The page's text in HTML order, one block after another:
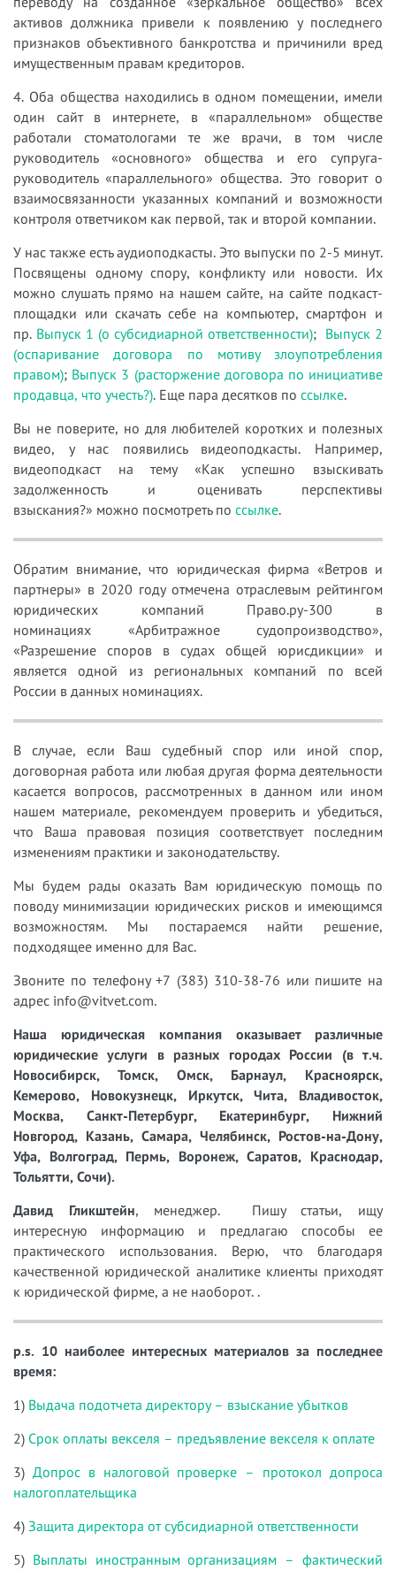
активов должника привели к появлению у последнего
признаков объективного банкротства и причинили вред
имущественным правам кредиторов.
4. Оба общества находились в одном помещении, имели
один сайт в интернете, в «параллельном» обществе
работали стоматологами те же врачи, в том числе
руководитель «основного» общества и его супруга-
руководитель «параллельного» общества. Это говорит о
взаимосвязанности указанных компаний и возможности
контроля ответчиком как первой, так и второй компании.
У нас также есть аудиоподкасты. Это выпуски по 2-5 минут.
Посвящены одному спору, конфликту или новости. Их
можно слушать прямо на нашем сайте, на сайте подкаст-
площадки или скачать себе на компьютер, смартфон и
пр. Выпуск 1 (о субсидиарной ответственности); Выпуск 2
(оспаривание договора по мотиву злоупотребления
правом); Выпуск 3 (расторжение договора по инициативе
продавца, что учесть?). Еще пара десятков по ссылке.
Вы не поверите, но для любителей коротких и полезных
видео, у нас появились видеоподкасты. Например,
видеоподкаст на тему «Как успешно взыскивать
задолженность и оценивать перспективы
взыскания?» можно посмотреть по ссылке.
Обратим внимание, что юридическая фирма «Ветров и
партнеры» в 2020 году отмечена отраслевым рейтингом
юридических компаний Право.ру-300 в
номинациях «Арбитражное судопроизводство»,
«Разрешение споров в судах общей юрисдикции» и
является одной из региональных компаний по всей
России в данных номинациях.
В случае, если Ваш судебный спор или иной спор,
договорная работа или любая другая форма деятельности
касается вопросов, рассмотренных в данном или ином
нашем материале, рекомендуем проверить и убедиться,
что Ваша правовая позиция соответствует последним
изменениям практики и законодательству.
Мы будем рады оказать Вам юридическую помощь по
поводу минимизации юридических рисков и имеющимся
возможностям. Мы постараемся найти решение,
подходящее именно для Вас.
Звоните по телефону +7 (383) 310-38-76 или пишите на
адрес info@vitvet.com.
Наша юридическая компания оказывает различные
юридические услуги в разных городах России (в т.ч.
Новосибирск, Томск, Омск, Барнаул, Красноярск,
Кемерово, Новокузнецк, Иркутск, Чита, Владивосток,
Москва, Санкт-Петербург, Екатеринбург, Нижний
Новгород, Казань, Самара, Челябинск, Ростов-на-Дону,
Уфа, Волгоград, Пермь, Воронеж, Саратов, Краснодар,
Тольятти, Сочи).
Давид Гликштейн, менеджер. Пишу статьи, ищу
интересную информацию и предлагаю способы ее
практического использования. Верю, что благодаря
качественной юридической аналитике клиенты приходят
к юридической фирме, а не наоборот. .
p.s. 10 наиболее интересных материалов за последнее
время:
1) Выдача подотчета директору – взыскание убытков
2) Срок оплаты векселя – предъявление векселя к оплате
3) Допрос в налоговой проверке – протокол допроса
налогоплательщика
4) Защита директора от субсидиарной ответственности
5) Выплаты иностранным организациям – фактический